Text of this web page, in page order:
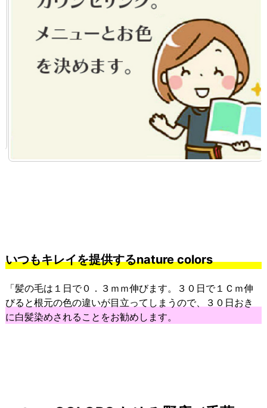
いつもキレイを提供するnature colors
「髪の毛は１日で０．３ｍｍ伸びます。３０日で１Ｃｍ伸
びると根元の色の違いが目立ってしまうので、３０日おき
に白髪染めされることをお勧めします。